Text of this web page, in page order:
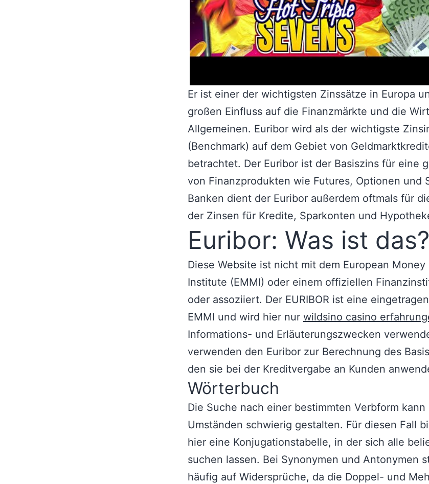
Er ist einer der wichtigsten Zinssätze in Europa
großen Einfluss auf die Finanzmärkte und die
Allgemeinen. Euribor wird als der wichtigste
(Benchmark) auf dem Gebiet von
betrachtet. Der Euribor ist der Basiszins für eine
von Finanzprodukten wie Futures, Optionen und
Banken dient der Euribor außerdem oftmals für
der Zinsen für Kredite, Sparkonten und
Euribor: Was ist das?
Diese Website ist nicht mit dem European Money
Institute (EMMI) oder einem offiziellen
oder assoziiert. Der EURIBOR ist eine
EMMI und wird hier nur wildsino casino
Informations- und Erläuterungszwecken
verwenden den Euribor zur Berechnung des
den sie bei der Kreditvergabe an Kunden
Wörterbuch
Die Suche nach einer bestimmten Verbform
Umständen schwierig gestalten. Für diesen Fall
hier eine Konjugationstabelle, in der sich alle
suchen lassen. Bei Synonymen und Antonymen
häufig auf Widersprüche, da die Doppel- und